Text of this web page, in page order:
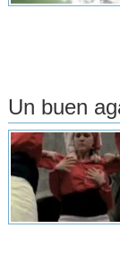
Un buen